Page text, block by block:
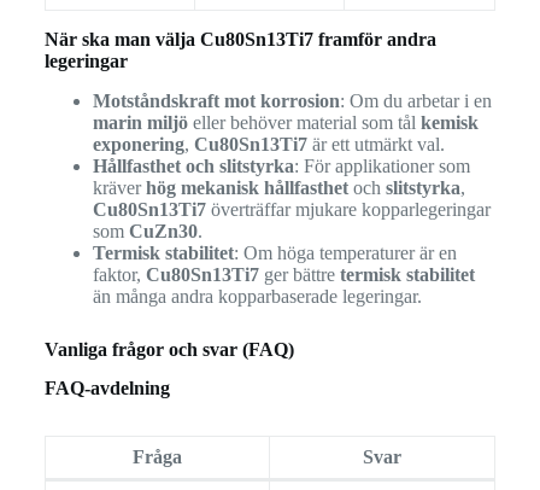
När ska man välja Cu80Sn13Ti7 framför andra
legeringar
Motståndskraft mot korrosion: Om du arbetar i en
marin miljöeller behöver material som tål kemisk
exponering, Cu80Sn13Ti7är ett utmärkt val.
Hållfasthet och slitstyrka: För applikationer som
kräverhög mekanisk hållfasthetoch slitstyrka,
Cu80Sn13Ti7överträffar mjukare kopparlegeringar
som CuZn30.
Termisk stabilitet: Om höga temperaturer är en
faktor, Cu80Sn13Ti7ger bättre termisk stabilitet
än många andra kopparbaserade legeringar.
Vanliga frågor och svar (FAQ)
FAQ-avdelning
Fråga Svar